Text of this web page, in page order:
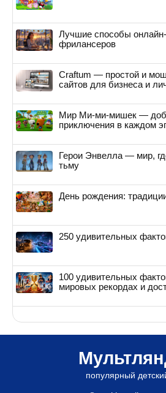
Лучшие способы
фрилансеров
Craftum — простой и
сайтов для бизнеса и
Мир Ми-ми-мишек —
приключения в каждом
Герои Энвелла — мир,
тьму
День рождения:
250 удивительных
100 удивительных
мировых рекордах и
популярный